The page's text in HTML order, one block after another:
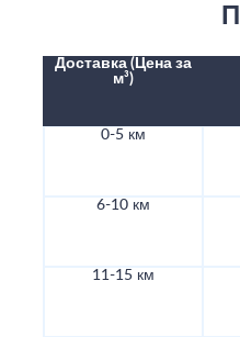
Доставка (Цена за
м³)
0-5 км
6-10 км
11-15 км